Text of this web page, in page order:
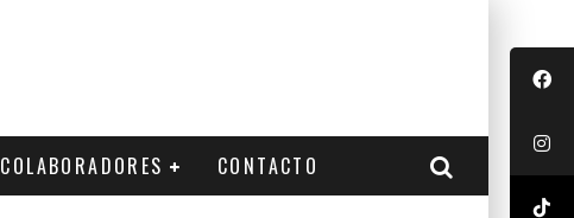
COLABORADORES CONTACTO